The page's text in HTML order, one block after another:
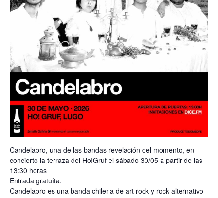
Candelabro, una de las bandas revelación del momento, en
concierto la terraza del Ho!Gruf el sábado 30/05 a partir de las
13:30 horas
Entrada gratuíta.
Candelabro es una banda chilena de art rock y rock alternativo